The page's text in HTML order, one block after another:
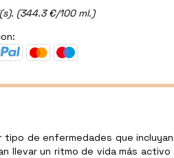
(344.3 €/100 ml.)
de enfermedades que
un ritmo de vida más activo